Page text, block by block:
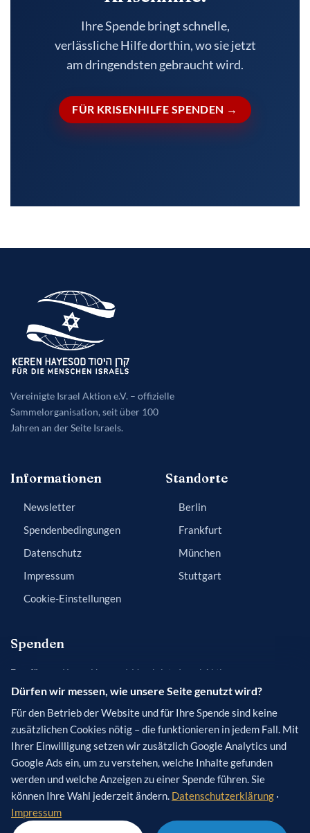
Ihre Spende bringt schnelle,
verlässliche Hilfe dorthin, wo sie jetzt
am dringendsten gebraucht wird.
FÜR KRISENHILFE SPENDEN →
Vereinigte Israel Aktion e.V. – offizielle
Sammelorganisation, seit über 100
Jahren an der Seite Israels.
Informationen
Newsletter
Spendenbedingungen
Datenschutz
Impressum
Cookie-Einstellungen
Standorte
Berlin
Frankfurt
München
Stuttgart
Spenden
Empfänger:
Keren Hayesod, Vereinigte Israel Aktion
Bank:Frankfurter Sparkasse
IBAN:DE84 5005 0201 0200 5454 50
BIC:HELADEF1822
Verwendungszweck(optional): [Name des Projekts]
© 2026 Keren Hayesod – Vereinigte Israel Aktion e.V. · Alle Rechte
Dürfen wir messen, wie unsere Seite genutzt wird?
Für den Betrieb der Website und für Ihre Spende sind keine
zusätzlichen Cookies nötig – die funktionieren in jedem Fall. Mit
Ihrer Einwilligung setzen wir zusätzlich Google Analytics und
Google Ads ein, um zu verstehen, welche Inhalte gefunden
werden und welche Anzeigen zu einer Spende führen. Sie
können Ihre Wahl jederzeit ändern. Datenschutzerklärung ·
Impressum